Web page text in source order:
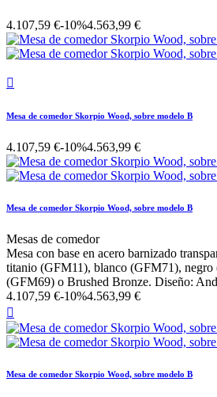
4.107,59 €-10%4.563,99 €

Mesa de comedor Skorpio Wood, sobre modelo B
4.107,59 €-10%4.563,99 €
Mesa de comedor Skorpio Wood, sobre modelo B
Mesas de comedor
Mesa con base en acero barnizado
titanio (GFM11), blanco (GFM71),
(GFM69) o Brushed Bronze. Diseño:
4.107,59 €-10%4.563,99 €

Mesa de comedor Skorpio Wood, sobre modelo B